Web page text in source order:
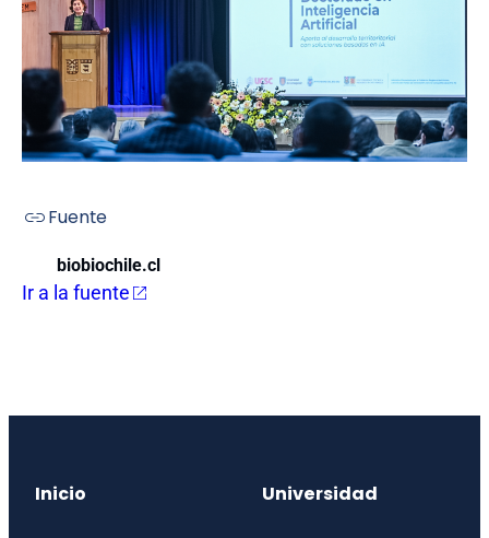
Fuente
biobiochile.cl
Ir a la fuente
Inicio Universidad